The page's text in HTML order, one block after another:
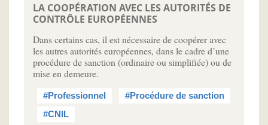
LA COOPÉRATION AVEC LES AUTORITÉS DE
CONTRÔLE EUROPÉENNES
Dans certains cas, il est nécessaire de coopérer avec
les autres autorités européennes, dans le cadre d’une
procédure de sanction (ordinaire ou simplifiée) ou de
mise en demeure.
#Professionnel
#Procédure de sanction
#CNIL